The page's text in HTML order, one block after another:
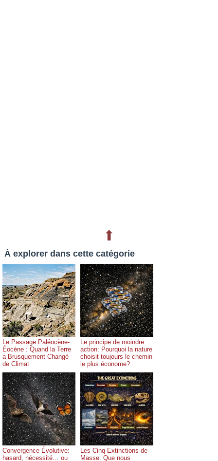
⬆
À explorer dans cette catégorie
Le Passage Paléocène-
Éocène : Quand la Terre
a Brusquement Changé
de Climat
Le principe de moindre
action: Pourquoi la nature
choisit toujours le chemin
le plus économe?
Convergence Évolutive:
hasard, nécessité… ou
Les Cinq Extinctions de
Masse: Que nous